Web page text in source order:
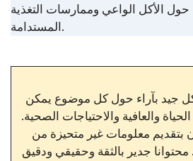
الأكل الواعي وممارسات التغذية
المستدامة.
جيد بآراء حول كل موضوع يمكن
والعافية والاحتياجات الصحية.
بتقديم معلومات غير متحيزة من
جدير بالثقة وحقيقي ودقيق